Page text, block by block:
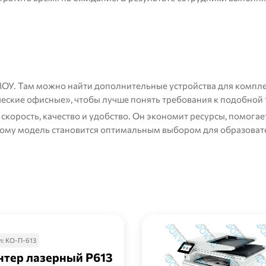
. Там можно найти дополнительные устройства для
офисные», чтобы лучше понять требования к подобной
качество и удобство. Он экономит ресурсы,
модель становится оптимальным выбором для
КО-П-613
лазерный Р613